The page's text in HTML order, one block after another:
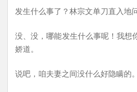
发生什么事了？林宗文单刀直入地问
没、没，哪能发生什么事呢！我想
娇道。
说吧，咱夫妻之间没什么好隐瞒的